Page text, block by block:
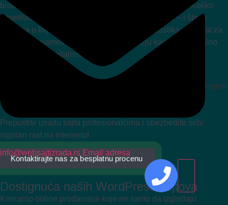
biste u svakom trenutku znali šta se dešava na sajtu. Koliko
posetilaca dolazi, odakle dolaze, šta ih zadržava – i šta ih
pretvara u klijente. Ovi brojevi nisu samo statistika, već alat za
donošenje pametnijih odluka, optimizaciju kampanja i stalno
unapređenje digitalnih rezultata.
Prepustite izradu sajta profesionalcima i obezbedite sebi
siguran rast na internetu!
Kontaktirajte nas za besplatnu procenu
Dostignuća naših WordPress sajtova
Kreiramo online prodavnice koje ne samo da izgledaju
info@websajtizrada.rs Email adresa